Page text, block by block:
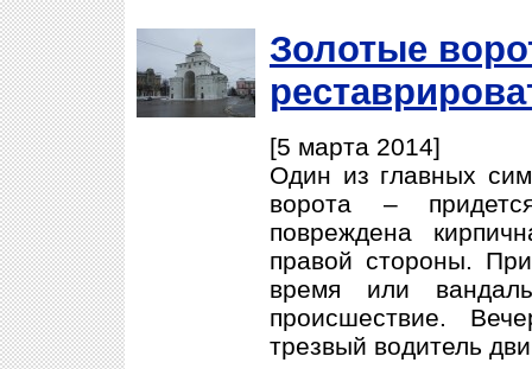
Золотые
[5 марта 2014]
Один из главных
ворота –
повреждена
правой стороны.
время или
происшествие.
трезвый водитель